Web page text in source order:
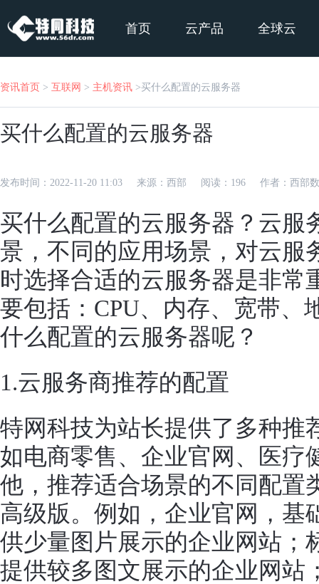
首页 云产品 全球云
资讯首页 > 互联网 > 主机资讯 >买什么配置的云服务器
买什么配置的云服务器
发布时间： 2022-11-20 11:03 来源： 西部 阅读： 196 作者： 西部
买什么配置的云服务器 ？云服
景，不同的应用场景，对云服
时选择合适的云服务器是非常
要包括：CPU、内存、宽带、
什么配置的云服务器呢？
1.云服务商推荐的配置
特网科技为站长提供了多种推
如电商零售、企业官网、医疗
他，推荐适合场景的不同配置
高级版。例如，企业官网，基
供少量图片展示的企业网站；
提供较多图文展示的企业网站